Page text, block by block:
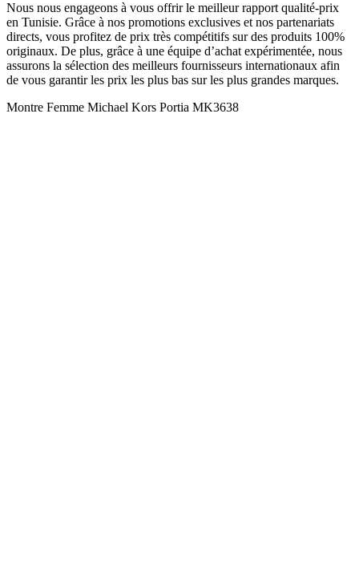
Nous nous engageons à vous offrir le meilleur rapport qualité-prix
en Tunisie. Grâce à nos promotions exclusives et nos partenariats
directs, vous profitez de prix très compétitifs sur des produits 100%
originaux. De plus, grâce à une équipe d’achat expérimentée, nous
assurons la sélection des meilleurs fournisseurs internationaux afin
de vous garantir les prix les plus bas sur les plus grandes marques.
Montre Femme Michael Kors Portia MK3638